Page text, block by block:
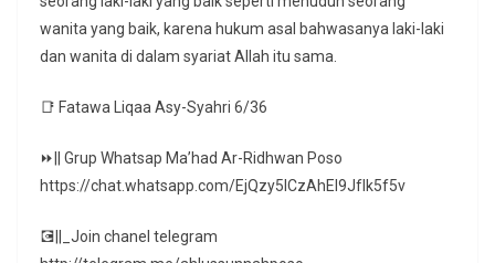
wanita yang baik, karena hukum asal bahwasanya laki-laki
dan wanita di dalam syariat Allah itu sama.
📑 Fatawa Liqaa Asy-Syahri 6/36
⏩|| Grup Whatsap Ma’had Ar-Ridhwan Poso
https://chat.whatsapp.com/EjQzy5ICzAhEl9JfIk5f5v
💽||_Join chanel telegram